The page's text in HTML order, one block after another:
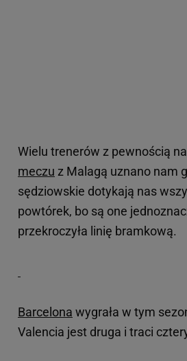
Wielu trenerów z pewnością
meczu z Malagą uznano nam
sędziowskie dotykają nas
powtórek, bo są one
przekroczyła linię bramkową.
Barcelona wygrała w tym
Valencia jest druga i traci